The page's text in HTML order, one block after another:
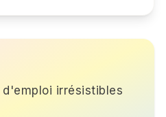
irrésistibles